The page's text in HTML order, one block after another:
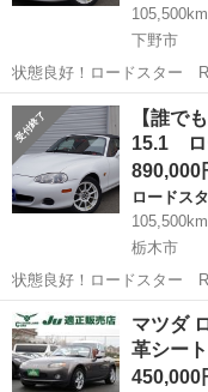
105,500km
下野市
状態良好！ロードスター RS-2 入
合せ！24時間・見積り・相
★ https://line.me/R/ti/p/
栃木 下野市 ロード
【誰で
15.1
890,000
ロードス
105,500km
栃木市
状態良好！ロードスター RS-2 入
合せ！24時間・見積り・相
★ https://line.me/R/ti/p/
栃木 栃木市 ロー
マツダ
革シー
450,000